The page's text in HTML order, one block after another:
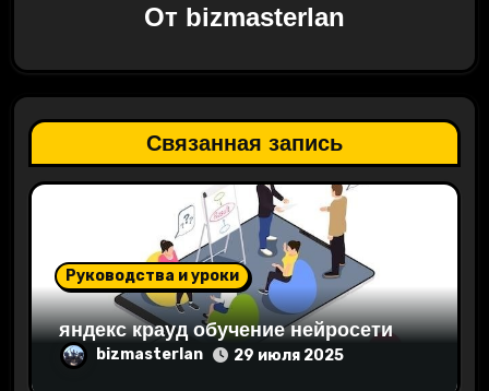
я
п
о
п
и
От bizmasterlan
Связанная запись
Руководства и уроки
яндекс крауд обучение нейросети
bizmasterlan 29 июля 2025